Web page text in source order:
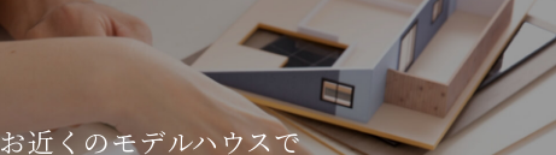
お近くのモデルハウスで